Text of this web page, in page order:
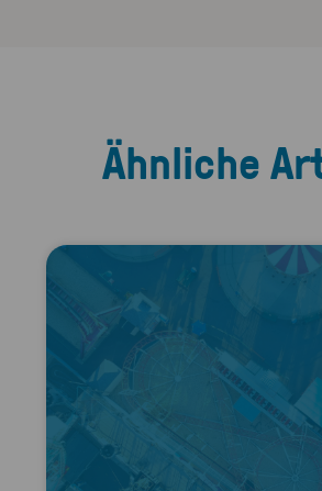
Ähnliche